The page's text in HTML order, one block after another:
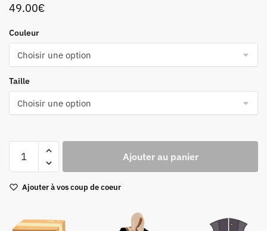
49.00€
Couleur
Taille
Femme
Ajouter au panier
Ajouter à vos coup de coeur